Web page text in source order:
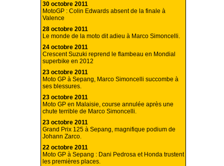
30 octobre 2011
MotoGP : Colin Edwards absent de la finale à
Valence
28 octobre 2011
Le monde de la moto dit adieu à Marco Simoncelli.
24 octobre 2011
Crescent Suzuki reprend le flambeau en Mondial
superbike en 2012
23 octobre 2011
Moto GP à Sepang, Marco Simoncelli succombe à
ses blessures.
23 octobre 2011
Moto GP en Malaisie, course annulée après une
chute terrible de Marco Simoncelli.
23 octobre 2011
Grand Prix 125 à Sepang, magnifique podium de
Johann Zarco.
22 octobre 2011
Moto GP à Sepang : Dani Pedrosa et Honda trustent
les premières places.